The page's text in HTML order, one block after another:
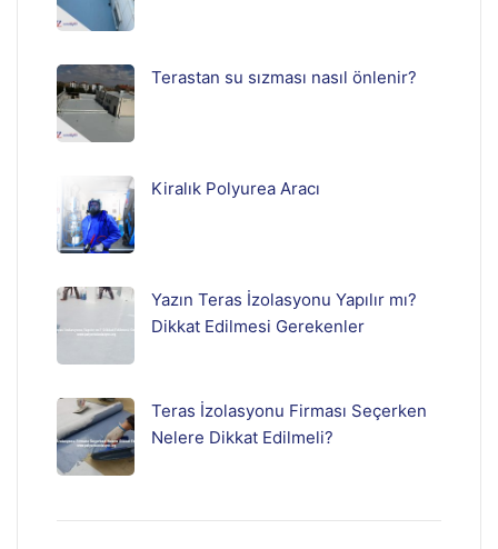
Terastan su sızması nasıl önlenir?
Kiralık Polyurea Aracı
Yazın Teras İzolasyonu Yapılır mı?
Dikkat Edilmesi Gerekenler
Teras İzolasyonu Firması Seçerken
Nelere Dikkat Edilmeli?